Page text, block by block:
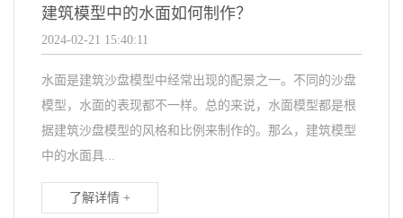
建筑模型中的水面如何制作？
2024-02-21 15:40:11
水面是建筑沙盘模型中经常出现的配景之一。不同的沙盘
模型，水面的表现都不一样。总的来说，水面模型都是根
据建筑沙盘模型的风格和比例来制作的。那么，建筑模型
中的水面具...
了解详情 +